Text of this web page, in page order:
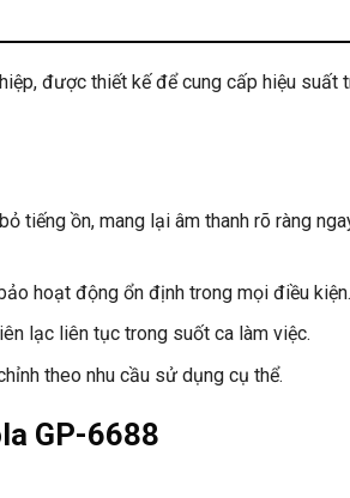
được thiết kế để cung cấp hiệu suất
tiếng ồn, mang lại âm thanh rõ ràng
hoạt động ổn định trong mọi điều kiện.
lạc liên tục trong suốt ca làm việc.
theo nhu cầu sử dụng cụ thể.
GP-6688